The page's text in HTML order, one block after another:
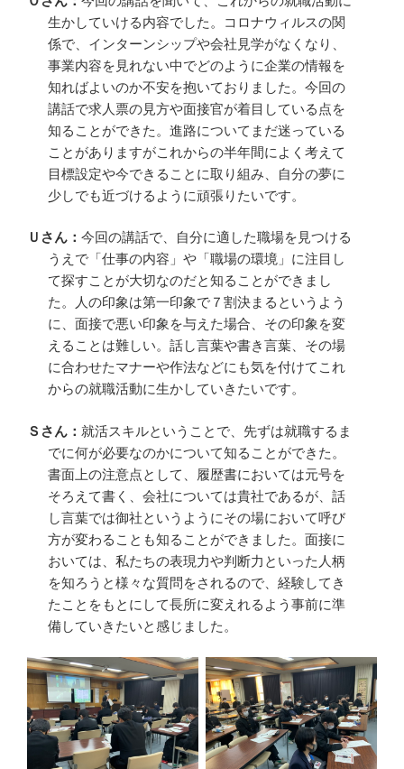
生かしていける内容でした。コロナウィルスの関
係で、インターンシップや会社見学がなくなり、
事業内容を見れない中でどのように企業の情報を
知ればよいのか不安を抱いておりました。今回の
講話で求人票の見方や面接官が着目している点を
知ることができた。進路についてまだ迷っている
ことがありますがこれからの半年間によく考えて
目標設定や今できることに取り組み、自分の夢に
少しでも近づけるように頑張りたいです。
Ｕさん： 今回の講話で、自分に適した職場を見つける
うえで「仕事の内容」や「職場の環境」に注目し
て探すことが大切なのだと知ることができまし
た。人の印象は第一印象で７割決まるというよう
に、面接で悪い印象を与えた場合、その印象を変
えることは難しい。話し言葉や書き言葉、その場
に合わせたマナーや作法などにも気を付けてこれ
からの就職活動に生かしていきたいです。
Ｓさん： 就活スキルということで、先ずは就職するま
でに何が必要なのかについて知ることができた。
書面上の注意点として、履歴書においては元号を
そろえて書く、会社については貴社であるが、話
し言葉では御社というようにその場において呼び
方が変わることも知ることができました。面接に
おいては、私たちの表現力や判断力といった人柄
を知ろうと様々な質問をされるので、経験してき
たことをもとにして長所に変えれるよう事前に準
備していきたいと感じました。